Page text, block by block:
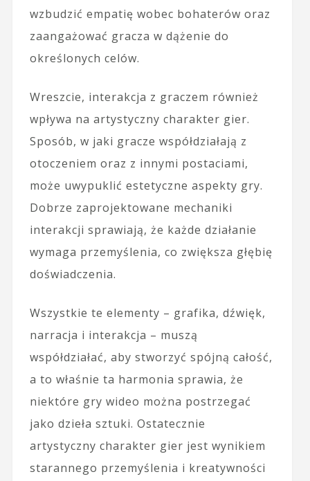
wzbudzić empatię wobec bohaterów oraz
zaangażować gracza w dążenie do
określonych celów.
Wreszcie, interakcja z graczem również
wpływa na artystyczny charakter gier.
Sposób, w jaki gracze współdziałają z
otoczeniem oraz z innymi postaciami,
może uwypuklić estetyczne aspekty gry.
Dobrze zaprojektowane mechaniki
interakcji sprawiają, że każde działanie
wymaga przemyślenia, co zwiększa głębię
doświadczenia.
Wszystkie te elementy – grafika, dźwięk,
narracja i interakcja – muszą
współdziałać, aby stworzyć spójną całość,
a to właśnie ta harmonia sprawia, że
niektóre gry wideo można postrzegać
jako dzieła sztuki. Ostatecznie
artystyczny charakter gier jest wynikiem
starannego przemyślenia i kreatywności